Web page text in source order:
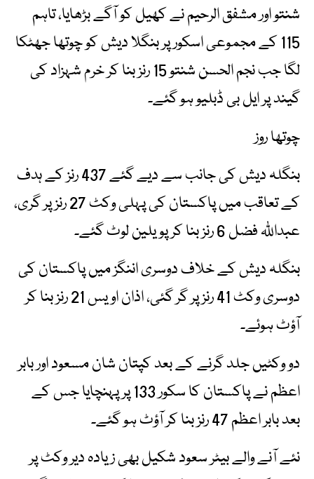
شنتو اور مشفق الرحیم نے کھیل کو آگے بڑھایا، تاہم
115 کے مجموعی اسکور پر بنگلا دیش کو چوتھا جھٹکا
لگا جب نجم الحسن شنتو 15 رنز بنا کر خرم شہزاد کی
گیند پر ایل بی ڈبلیو ہو گئے۔
چوتھا روز
بنگلہ دیش کی جانب سے دیے گئے 437 رنز کے ہدف
کے تعاقب میں پاکستان کی پہلی وکٹ 27 رنز پر گری،
عبداللّٰہ فضل 6 رنز بنا کر پویلین لوٹ گئے۔
بنگلہ دیش کے خلاف دوسری اننگز میں پاکستان کی
دوسری وکٹ 41 رنز پر گر گئی، اذان اویس 21 رنز بنا کر
آؤٹ ہوئے۔
دو وکٹیں جلد گرنے کے بعد کپتان شان مسعود اور بابر
اعظم نے پاکستان کا سکور 133 پر پہنچایا جس کے
بعد بابر اعظم 47 رنز بنا کر آؤٹ ہو گئے۔
نئے آنے والے بیٹر سعود شکیل بھی زیادہ دیر وکٹ پر